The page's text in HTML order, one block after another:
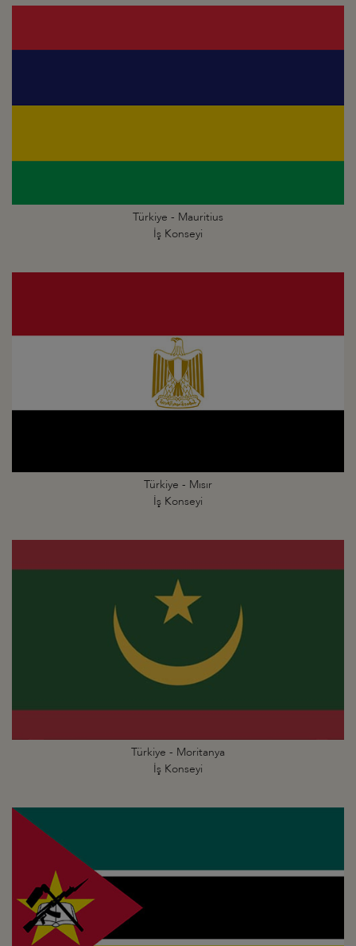
Türkiye - Mauritius
İş Konseyi
Türkiye - Mısır
İş Konseyi
Türkiye - Moritanya
İş Konseyi